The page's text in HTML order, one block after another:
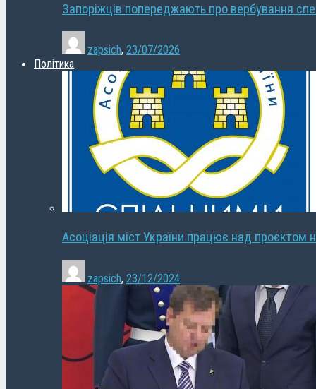
Запоріжців попереджають про вербування
zapsich, 23/07/2026
Політика
Асоціація міст України працює над проєктом
zapsich, 23/12/2024